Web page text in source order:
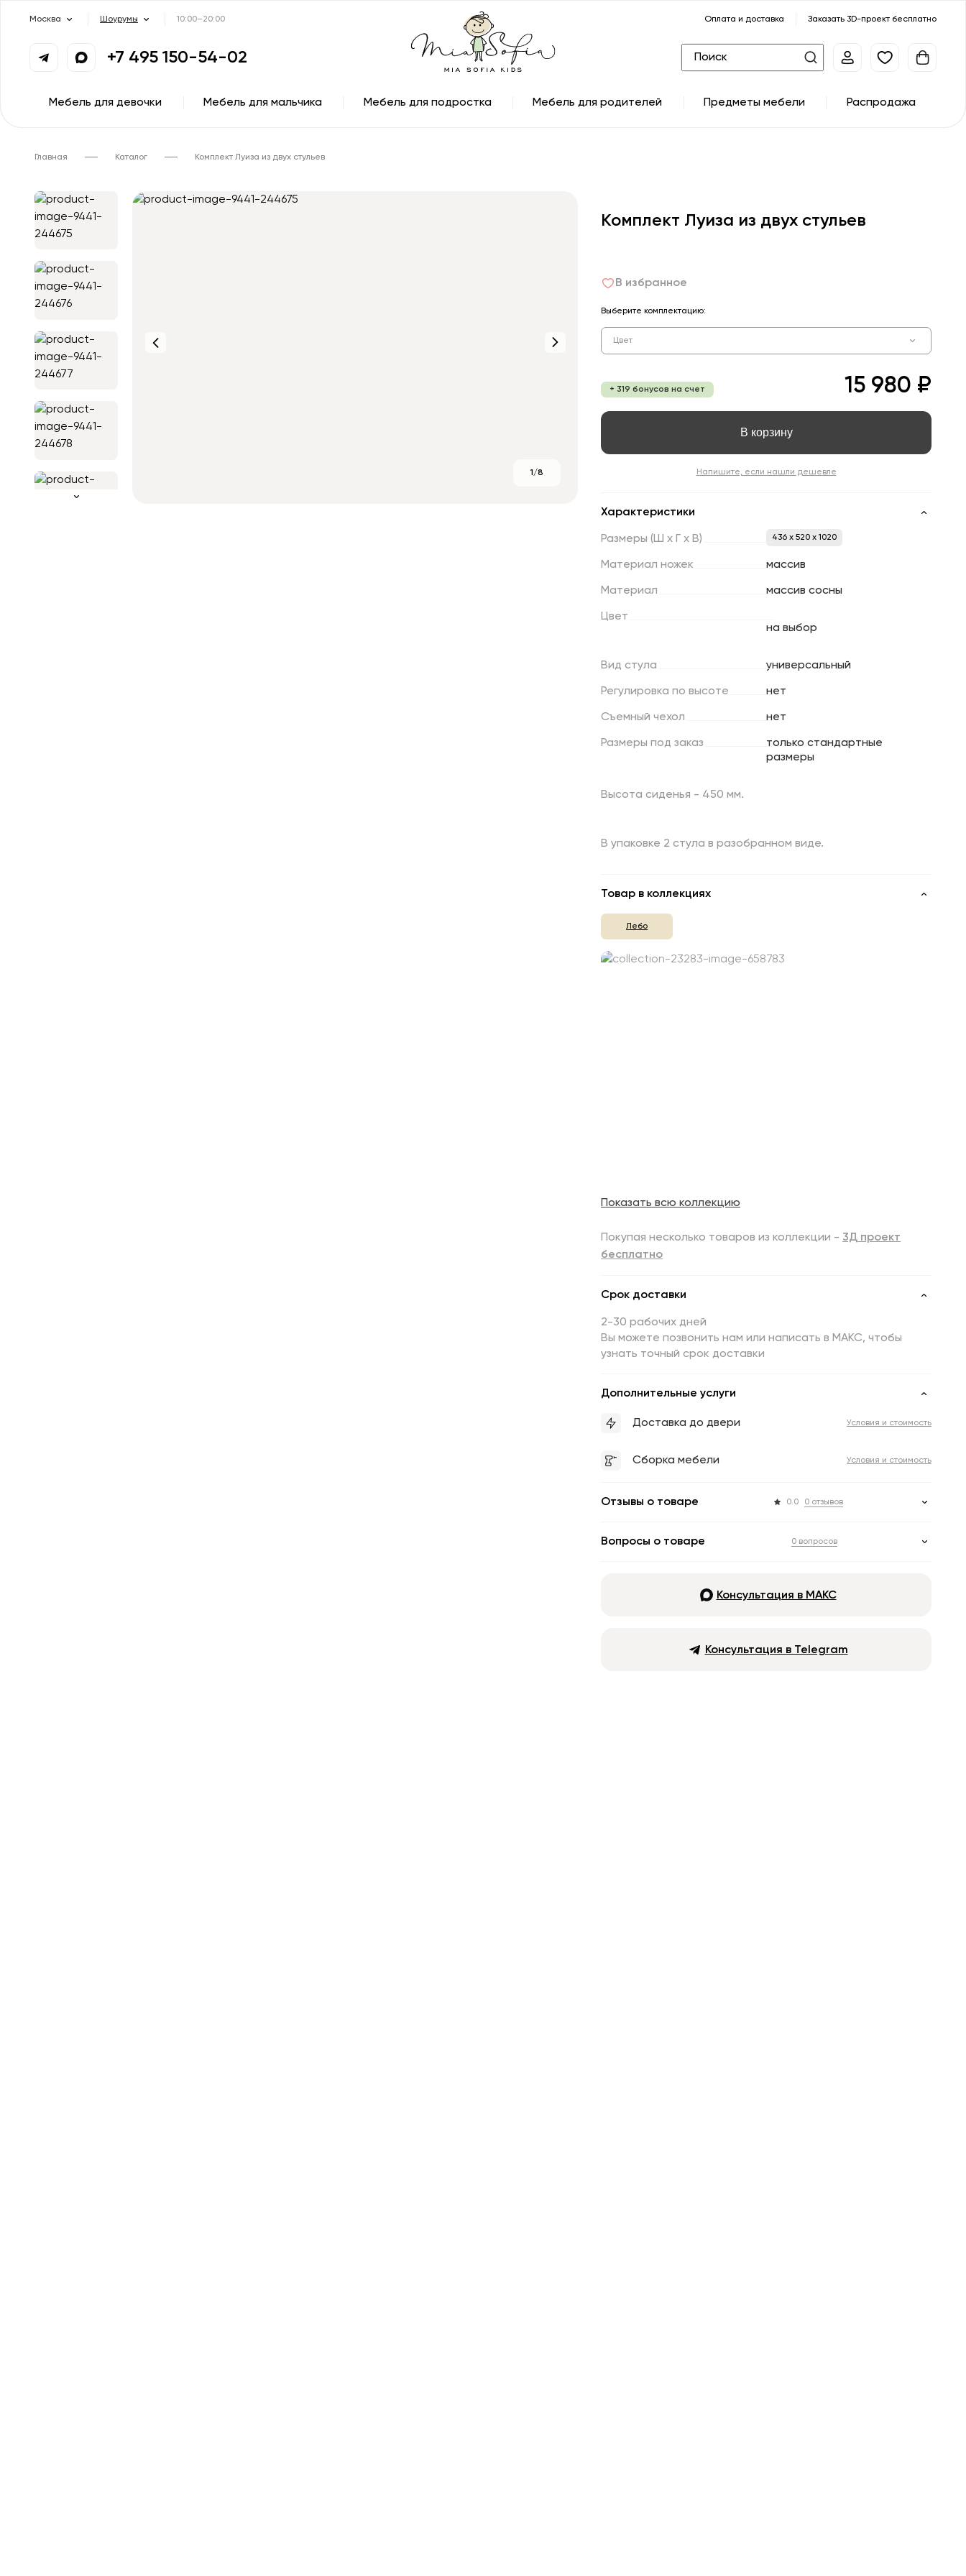
Москва Шоурумы 10:00–20:00 Оплата и доставка Заказать 3D-проект бесплатно
+7 495 150-54-02
Мебель для девочки Мебель для мальчика Мебель для подростка Мебель для родителей Предметы мебели Распродажа
Главная Каталог Комплект Луиза из двух стульев
1/8
Комплект Луиза из двух стульев
В избранное
Выберите комплектацию:
Цвет
+ 319 бонусов на счет 15 980 ₽
В корзину
Напишите, если нашли дешевле
Характеристики
Размеры (Ш х Г х В) 436 x 520 x 1020
Материал ножек массив
Материал массив сосны
Цвет
на выбор
Вид стула универсальный
Регулировка по высоте нет
Съемный чехол нет
Размеры под заказ
только стандартные
размеры
Высота сиденья - 450 мм.
В упаковке 2 стула в разобранном виде.
Товар в коллекциях
Лебо
Показать всю коллекцию
Покупая несколько товаров из коллекции - 3Д проект
бесплатно
Срок доставки
2-30 рабочих дней
Вы можете позвонить нам или написать в МАКС, чтобы
узнать точный срок доставки
Дополнительные услуги
Доставка до двери Условия и стоимость
Сборка мебели Условия и стоимость
Отзывы о товаре 0.0 0 отзывов
Вопросы о товаре 0 вопросов
Консультация в МАКС
Консультация в Telegram